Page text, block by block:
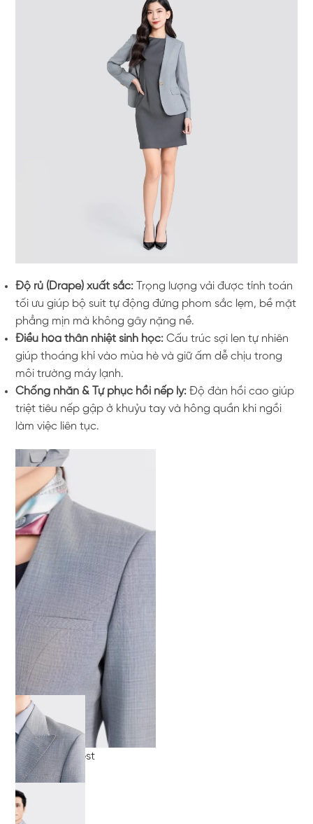
Độ rủ (Drape) xuất sắc: Trọng lượng vải được tính toán
tối ưu giúp bộ suit tự động đứng phom sắc lẹm, bề mặt
phẳng mịn mà không gây nặng nề.
Điều hòa thân nhiệt sinh học: Cấu trúc sợi len tự nhiên
giúp thoáng khí vào mùa hè và giữ ấm dễ chịu trong
môi trường máy lạnh.
Chống nhăn & Tự phục hồi nếp ly: Độ đàn hồi cao giúp
triệt tiêu nếp gập ở khuỷu tay và hông quần khi ngồi
làm việc liên tục.
đồng phục vest